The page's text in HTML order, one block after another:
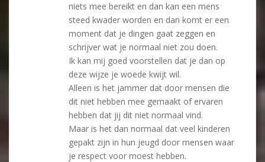
niets mee bereikt en dan kan een mens
steed kwader worden en dan komt er een
moment dat je dingen gaat zeggen en
schrijver wat je normaal niet zou doen.
Ik kan mij goed voorstellen dat je dan op
deze wijze je woede kwijt wil.
Alleen is het jammer dat door mensen die
dit niet hebben mee gemaakt of ervaren
hebben dat jij dit niet normaal vind.
Maar is het dan normaal dat veel kinderen
gepakt zijn in hun jeugd door mensen waar
je respect voor moest hebben.